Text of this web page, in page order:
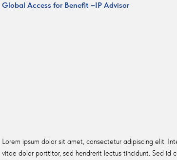
Global Access for Benefit –IP Advisor
Lorem ipsum dolor sit amet, consectetur adipiscing elit.
vitae dolor porttitor, sed hendrerit lectus tincidunt. Sed id